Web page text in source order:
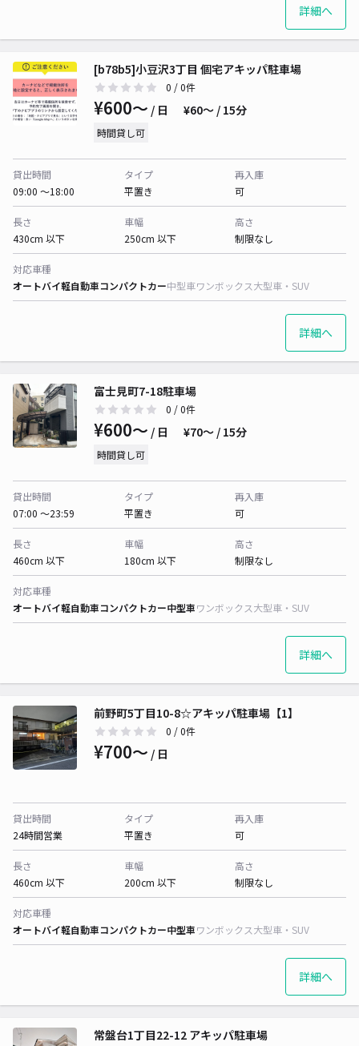
詳細へ
[b78b5]小豆沢3丁目 個宅アキッパ駐車場
0 / 0件
¥600〜 / 日 ¥60〜 / 15分
時間貸し可
貸出時間
09:00 〜18:00
タイプ
平置き
再入庫
可
長さ
430cm 以下
車幅
250cm 以下
高さ
制限なし
対応車種
オートバイ軽自動車コンパクトカー中型車ワンボックス大型車・SUV
詳細へ
富士見町7-18駐車場
0 / 0件
¥600〜 / 日 ¥70〜 / 15分
時間貸し可
貸出時間
07:00 〜23:59
タイプ
平置き
再入庫
可
長さ
460cm 以下
車幅
180cm 以下
高さ
制限なし
対応車種
オートバイ軽自動車コンパクトカー中型車ワンボックス大型車・SUV
詳細へ
前野町5丁目10-8☆アキッパ駐車場【1】
0 / 0件
¥700〜 / 日
貸出時間
24時間営業
タイプ
平置き
再入庫
可
長さ
460cm 以下
車幅
200cm 以下
高さ
制限なし
対応車種
オートバイ軽自動車コンパクトカー中型車ワンボックス大型車・SUV
詳細へ
常盤台1丁目22-12 アキッパ駐車場